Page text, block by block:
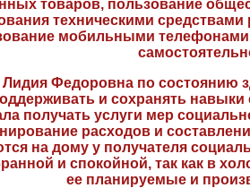
товаров, пользование
техническими
мобильными
Федоровна по
и сохранять
получать услуги мер
расходов и
на дому у получателя
и спокойной, так как в
ее планируемые и